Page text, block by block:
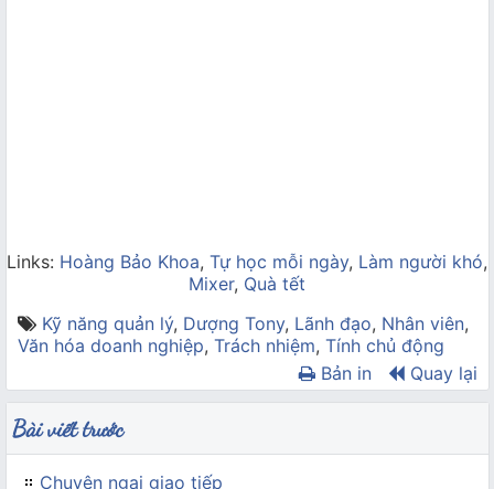
Links: Hoàng Bảo Khoa,Tự học mỗi ngày, Làm người khó,
Mixer, Quà tết
Kỹ năng quản lý, Dượng Tony, Lãnh đạo, Nhân viên,
Văn hóa doanh nghiệp, Trách nhiệm, Tính chủ động
Bản in
Quay lại
Bài viết trước
Chuyện ngại giao tiếp